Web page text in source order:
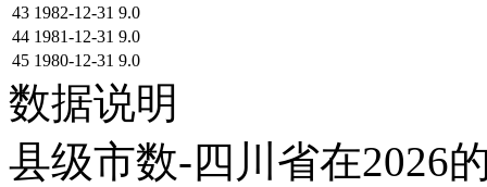
43 1982-12-31 9.0
44 1981-12-31 9.0
45 1980-12-31 9.0
数据说明
县级市数-四川省在2026